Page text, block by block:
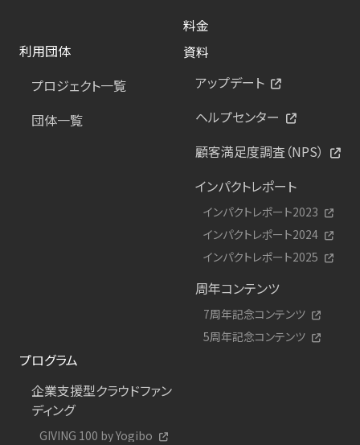
料金
利用団体
プロジェクト一覧
団体一覧
資料
アップデート
ヘルプセンター
顧客満足度調査（NPS）
インパクトレポート
インパクトレポート2023
インパクトレポート2024
インパクトレポート2025
周年コンテンツ
7周年記念コンテンツ
5周年記念コンテンツ
プログラム
企業支援型クラウドファン
ディング
GIVING 100 by Yogibo